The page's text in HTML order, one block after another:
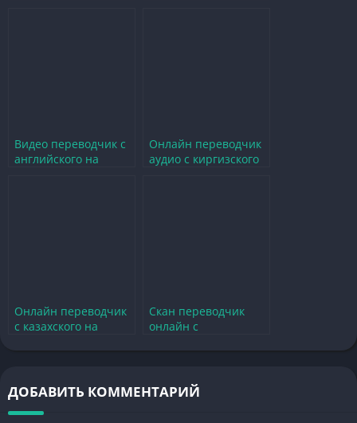
Видео переводчик с
английского на
Онлайн переводчик
аудио с киргизского
Онлайн переводчик
с казахского на
Скан переводчик
онлайн с
ДОБАВИТЬ КОММЕНТАРИЙ